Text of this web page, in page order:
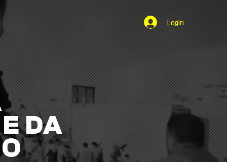
DA
Login